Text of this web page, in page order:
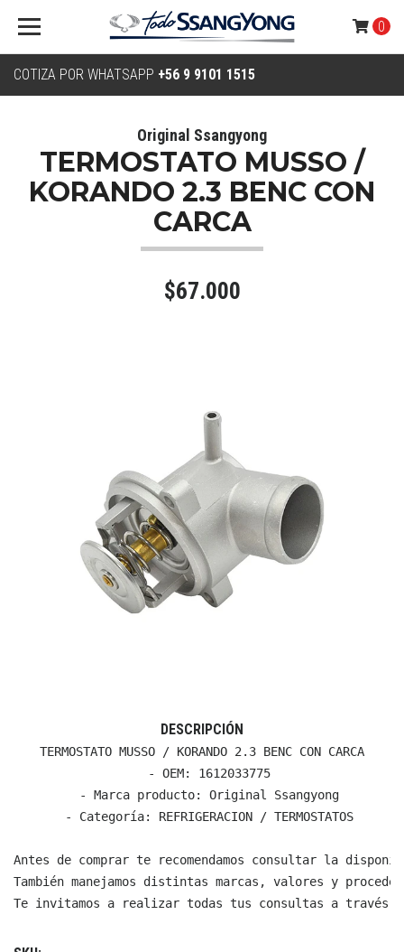
COTIZA POR WHATSAPP +56 9 9101 1515
0
Original Ssangyong
TERMOSTATO MUSSO /
KORANDO 2.3 BENC CON
CARCA
$67.000
DESCRIPCIÓN
TERMOSTATO MUSSO / KORANDO 2.3 BENC CON CARCA
  - OEM: 1612033775
  - Marca producto: Original Ssangyong
  - Categoría: REFRIGERACION / TERMOSTATOS
Antes de comprar te recomendamos consultar la
También manejamos distintas marcas, valores y
Te invitamos a realizar todas tus consultas a través